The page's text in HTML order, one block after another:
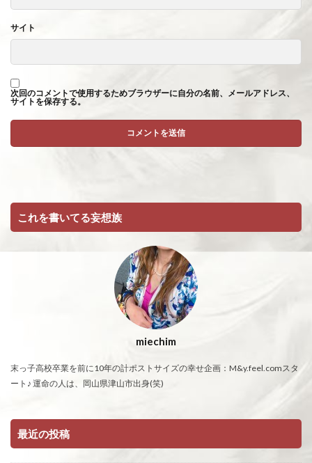
サイト
次回のコメントで使用するためブラウザーに自分の名前、メールアドレス、
サイトを保存する。
これを書いてる妄想族
miechim
末っ子高校卒業を前に10年の計ポストサイズの幸せ企画：M&y.feel.comスタ
ート♪ 運命の人は、岡山県津山市出身(笑)
最近の投稿